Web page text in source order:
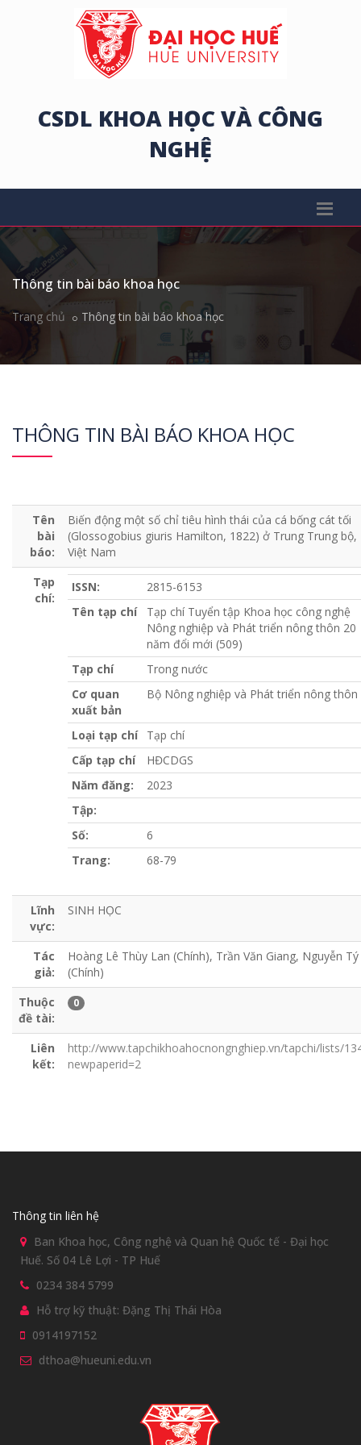
CSDL KHOA HỌC VÀ CÔNG
NGHỆ
Thông tin bài báo khoa học
Trang chủ Thông tin bài báo khoa học
THÔNG TIN BÀI BÁO KHOA HỌC
Tên
bài
báo:
Biến động một số chỉ tiêu hình thái của cá bống cát tối
(Glossogobius giuris Hamilton, 1822) ở Trung Trung bộ,
Việt Nam
Tạp
chí:
ISSN:
2815-6153
Tên tạp chí
Tạp chí Tuyển tập Khoa học công nghệ
Nông nghiệp và Phát triển nông thôn 20
năm đổi mới (509)
Tạp chí
Trong nước
Cơ quan
xuất bản
Bộ Nông nghiệp và Phát triển nông thôn
Loại tạp chí
Tạp chí
Cấp tạp chí
HĐCDGS
Năm đăng:
2023
Tập:
Số:
6
Trang:
68-79
Lĩnh
vực:
SINH HỌC
Tác
giả:
Hoàng Lê Thùy Lan (Chính), Trần Văn Giang, Nguyễn Tý
(Chính)
Thuộc
đề tài:
0
Liên
kết:
http://www.tapchikhoahocnongnghiep.vn/tapchi/lists/
newpaperid=2
Thông tin liên hệ
Ban Khoa học, Công nghệ và Quan hệ Quốc tế - Đại học
Huế. Số 04 Lê Lợi - TP Huế
0234 384 5799
Hỗ trợ kỹ thuật: Đặng Thị Thái Hòa
0914197152
dthoa@hueuni.edu.vn